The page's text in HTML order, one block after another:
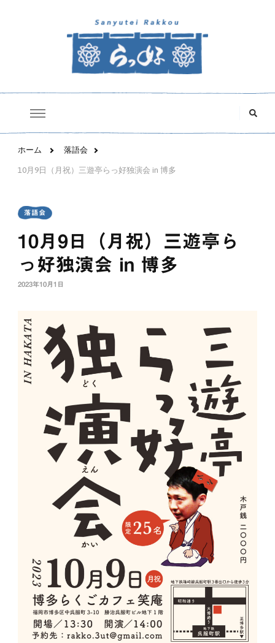
で
ホーム 落語会
10月9日（月祝）三遊亭らっ好独演会 in 博多
落語会
10月9日（月祝）三遊亭ら
っ好独演会 in 博多
2023年10月1日